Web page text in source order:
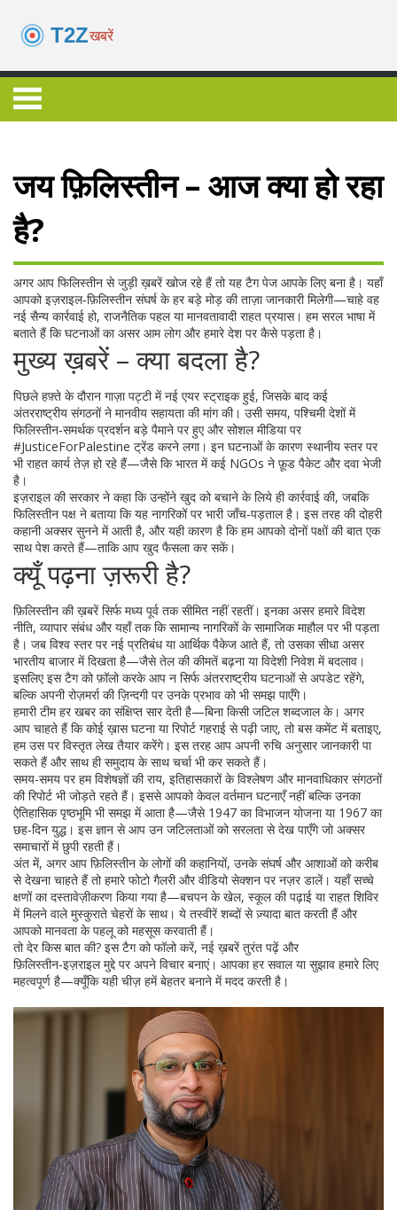
जय फ़िलिस्तीन – आज क्या हो रहा
है?
अगर आप फिलिस्तीन से जुड़ी ख़बरें खोज रहे हैं तो यह टैग पेज आपके लिए बना है। यहाँ
आपको इज़राइल‑फ़िलिस्तीन संघर्ष के हर बड़े मोड़ की ताज़ा जानकारी मिलेगी—चाहे वह
नई सैन्य कार्रवाई हो, राजनैतिक पहल या मानवतावादी राहत प्रयास। हम सरल भाषा में
बताते हैं कि घटनाओं का असर आम लोग और हमारे देश पर कैसे पड़ता है।
मुख्य ख़बरें – क्या बदला है?
पिछले हफ़्ते के दौरान गाज़ा पट्टी में नई एयर स्ट्राइक हुई, जिसके बाद कई
अंतरराष्ट्रीय संगठनों ने मानवीय सहायता की मांग की। उसी समय, पश्चिमी देशों में
फिलिस्तीन‑समर्थक प्रदर्शन बड़े पैमाने पर हुए और सोशल मीडिया पर
#JusticeForPalestine ट्रेंड करने लगा। इन घटनाओं के कारण स्थानीय स्तर पर
भी राहत कार्य तेज़ हो रहे हैं—जैसे कि भारत में कई NGOs ने फ़ूड पैकेट और दवा भेजी
है।
इज़राइल की सरकार ने कहा कि उन्होंने खुद को बचाने के लिये ही कार्रवाई की, जबकि
फिलिस्तीन पक्ष ने बताया कि यह नागरिकों पर भारी जाँच‑पड़ताल है। इस तरह की दोहरी
कहानी अक्सर सुनने में आती है, और यही कारण है कि हम आपको दोनों पक्षों की बात एक
साथ पेश करते हैं—ताकि आप खुद फैसला कर सकें।
क्यूँ पढ़ना ज़रूरी है?
फ़िलिस्तीन की ख़बरें सिर्फ मध्य पूर्व तक सीमित नहीं रहतीं। इनका असर हमारे विदेश
नीति, व्यापार संबंध और यहाँ तक कि सामान्य नागरिकों के सामाजिक माहौल पर भी पड़ता
है। जब विश्व स्तर पर नई प्रतिबंध या आर्थिक पैकेज आते हैं, तो उसका सीधा असर
भारतीय बाजार में दिखता है—जैसे तेल की कीमतें बढ़ना या विदेशी निवेश में बदलाव।
इसलिए इस टैग को फ़ॉलो करके आप न सिर्फ अंतरराष्ट्रीय घटनाओं से अपडेट रहेंगे,
बल्कि अपनी रोज़मर्रा की ज़िन्दगी पर उनके प्रभाव को भी समझ पाएँगे।
हमारी टीम हर खबर का संक्षिप्त सार देती है—बिना किसी जटिल शब्दजाल के। अगर
आप चाहते हैं कि कोई ख़ास घटना या रिपोर्ट गहराई से पढ़ी जाए, तो बस कमेंट में बताइए,
हम उस पर विस्तृत लेख तैयार करेंगे। इस तरह आप अपनी रुचि अनुसार जानकारी पा
सकते हैं और साथ ही समुदाय के साथ चर्चा भी कर सकते हैं।
समय-समय पर हम विशेषज्ञों की राय, इतिहासकारों के विश्लेषण और मानवाधिकार संगठनों
की रिपोर्ट भी जोड़ते रहते हैं। इससे आपको केवल वर्तमान घटनाएँ नहीं बल्कि उनका
ऐतिहासिक पृष्ठभूमि भी समझ में आता है—जैसे 1947 का विभाजन योजना या 1967 का
छह‑दिन युद्ध। इस ज्ञान से आप उन जटिलताओं को सरलता से देख पाएँगे जो अक्सर
समाचारों में छुपी रहती हैं।
अंत में, अगर आप फ़िलिस्तीन के लोगों की कहानियों, उनके संघर्ष और आशाओं को करीब
से देखना चाहते हैं तो हमारे फोटो गैलरी और वीडियो सेक्शन पर नज़र डालें। यहाँ सच्चे
क्षणों का दस्तावेज़ीकरण किया गया है—बचपन के खेल, स्कूल की पढ़ाई या राहत शिविर
में मिलने वाले मुस्कुराते चेहरों के साथ। ये तस्वीरें शब्दों से ज़्यादा बात करती हैं और
आपको मानवता के पहलू को महसूस करवाती हैं।
तो देर किस बात की? इस टैग को फॉलो करें, नई ख़बरें तुरंत पढ़ें और
फ़िलिस्तीन‑इज़राइल मुद्दे पर अपने विचार बनाएं। आपका हर सवाल या सुझाव हमारे लिए
महत्वपूर्ण है—क्यूँकि यही चीज़ हमें बेहतर बनाने में मदद करती है।